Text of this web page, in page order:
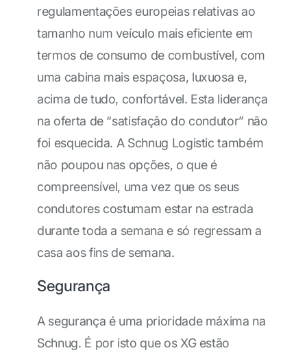
regulamentações europeias relativas ao
tamanho num veículo mais eficiente em
termos de consumo de combustível, com
uma cabina mais espaçosa, luxuosa e,
acima de tudo, confortável. Esta liderança
na oferta de “satisfação do condutor” não
foi esquecida. A Schnug Logistic também
não poupou nas opções, o que é
compreensível, uma vez que os seus
condutores costumam estar na estrada
durante toda a semana e só regressam a
casa aos fins de semana.
Segurança
A segurança é uma prioridade máxima na
Schnug. É por isto que os XG estão